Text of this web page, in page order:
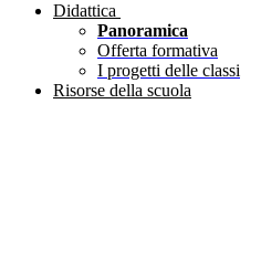
Didattica
Panoramica
Offerta formativa
I progetti delle classi
Risorse della scuola